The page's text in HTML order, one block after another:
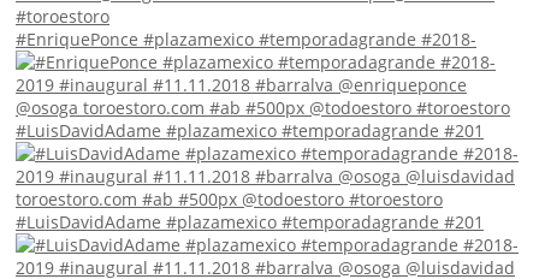
#EnriquePonce #plazamexico #temporadagrande #2018-
#LuisDavidAdame #plazamexico #temporadagrande #201
#LuisDavidAdame #plazamexico #temporadagrande #201